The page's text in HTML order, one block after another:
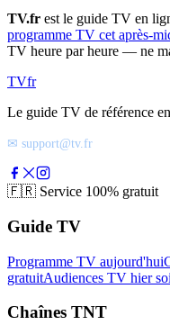
TV.fr est le guide TV en
programme TV cet après-
TV heure par heure — ne
TVfr
Le guide TV de référence
✉ support@tv.fr
🇫🇷 Service 100% gratuit
Guide TV
Programme TV aujourd'hui
gratuitAudiences TV hier
Chaînes TNT